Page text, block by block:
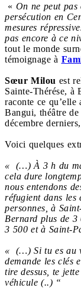
« On ne peut pas
persécution en
mesures
pas encore à ce
tout le monde
témoignage à
Sœur Milou est
Sainte-Thérése, à
raconte ce
Bangui, théâtre
décembre
Voici quelques
« (…) À 3 h du
cela dure
nous entendons
réfugient dans les
personnes, à
Bernard plus de 3
3 500 et à Saint-
« (…) Si tu es au
demande les clés
tire dessus, te
véhicule (..) “